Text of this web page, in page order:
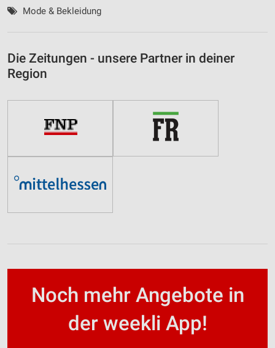
Mode & Bekleidung
Die Zeitungen - unsere Partner in deiner
Region
Noch mehr Angebote in
der weekli App!